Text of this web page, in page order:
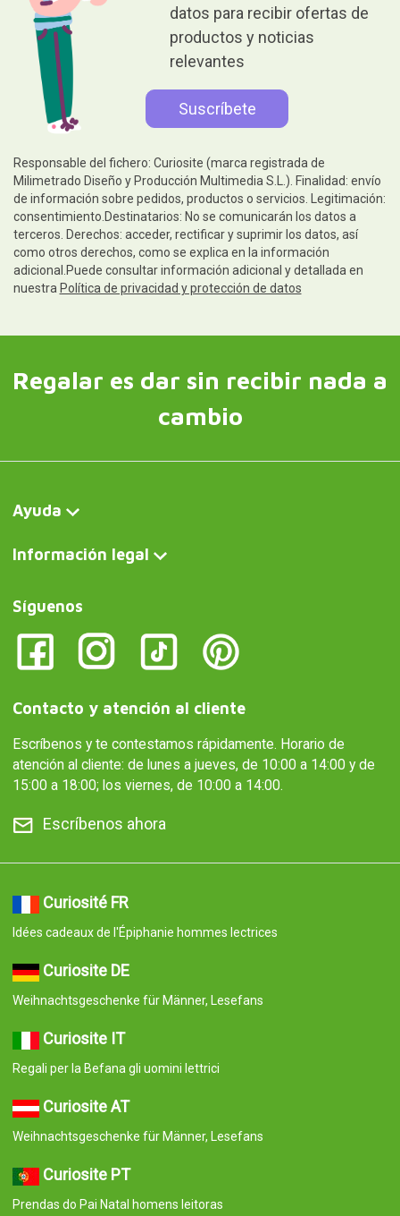
datos para recibir ofertas de
productos y noticias
relevantes
Responsable del fichero: Curiosite (marca registrada de
Milimetrado Diseño y Producción Multimedia S.L.). Finalidad: envío
de información sobre pedidos, productos o servicios. Legitimación:
consentimiento.Destinatarios: No se comunicarán los datos a
terceros. Derechos: acceder, rectificar y suprimir los datos, así
como otros derechos, como se explica en la información
adicional.Puede consultar información adicional y detallada en
nuestra Política de privacidad y protección de datos
Regalar es dar sin recibir nada a
cambio
Ayuda
Información legal
Síguenos
Contacto y atención al cliente
Escríbenos y te contestamos rápidamente. Horario de
atención al cliente: de lunes a jueves, de 10:00 a 14:00 y de
15:00 a 18:00; los viernes, de 10:00 a 14:00.
Escríbenos ahora
Curiosité FR
Idées cadeaux de l'Épiphanie hommes lectrices
Curiosite DE
Weihnachtsgeschenke für Männer, Lesefans
Curiosite IT
Regali per la Befana gli uomini lettrici
Curiosite AT
Weihnachtsgeschenke für Männer, Lesefans
Curiosite PT
Prendas do Pai Natal homens leitoras